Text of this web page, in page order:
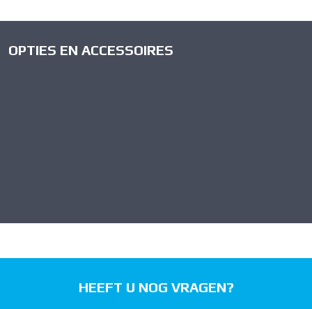
OPTIES EN ACCESSOIRES
HEEFT U NOG VRAGEN?